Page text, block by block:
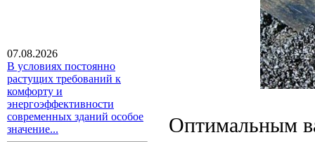
07.08.2026
В условиях постоянно
растущих требований к
комфорту и
энергоэффективности
современных зданий особое
значение...
Оптимальным